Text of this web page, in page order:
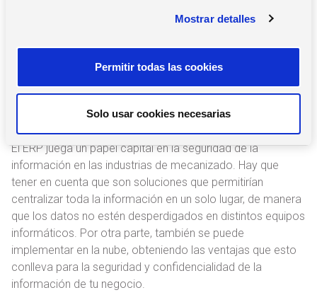
n
m
i
e
n
t
o
Mostrar detalles
Permitir todas las cookies
Solo usar cookies necesarias
disponer de datos de gran valía para mejorar la toma de
de RRHH, de manera que puedas aumentar la rentabilidad.
5. Seguridad de datos y
procedimientos internos
El ERP juega un papel capital en la seguridad de la
información en las industrias de mecanizado. Hay que
tener en cuenta que son soluciones que permitirían
centralizar toda la información en un solo lugar, de manera
que los datos no estén desperdigados en distintos equipos
informáticos. Por otra parte, también se puede
implementar en la nube, obteniendo las ventajas que esto
conlleva para la seguridad y confidencialidad de la
información de tu negocio.